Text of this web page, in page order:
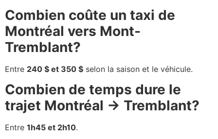
Combien coûte un taxi de
Montréal vers Mont-
Tremblant?
Entre 240 $ et 350 $ selon la saison et le véhicule.
Combien de temps dure le
trajet Montréal → Tremblant?
Entre 1h45 et 2h10.